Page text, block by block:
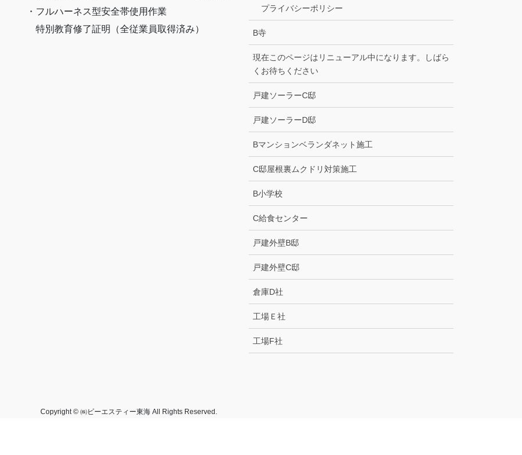
・フルハーネス型安全帯使用作業
特別教育修了証明（全従業員取得済み）
プライバシーポリシー
B寺
現在このページはリニューアル中になります。しばら
くお待ちください
戸建ソーラーC邸
戸建ソーラーD邸
Bマンションベランダネット施工
C邸屋根裏ムクドリ対策施工
B小学校
C給食センター
戸建外壁B邸
戸建外壁C邸
倉庫D社
工場Ｅ社
工場F社
Copyright © ㈱ビーエスティー東海 All Rights Reserved.